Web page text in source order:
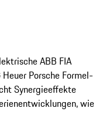
ABB FIA
Porsche Formel-
Synergieeffekte
wie